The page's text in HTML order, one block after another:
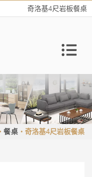
奇洛基4尺岩板餐桌
餐桌 奇洛基4尺岩板餐桌